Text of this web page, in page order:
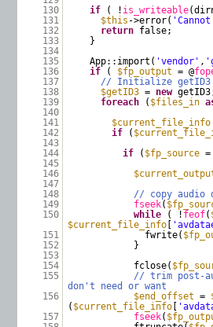
130
if ( ! is_writeable
131
$this ->error(
132
return false;
133
}
134
135
App::import( 'vendor' ,
136
if ( $fp_output = @
137
// Initialize getID3
138
$getID3 = new
139
foreach ( $files_in
140
141
$current_file_info
142
if (
143
144
if ( $fp_source =
145
146
147
148
// copy
149
fseek(
150
while ( ! feof(
$current_file_info
151
fwrite(
152
}
153
154
fclose(
155
// trim post-
don't need or want
156
$end_offset =
( $current_file_info
157
fseek(